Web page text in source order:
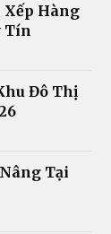
Xếp Hàng
Tín
Đô Thị
Tại